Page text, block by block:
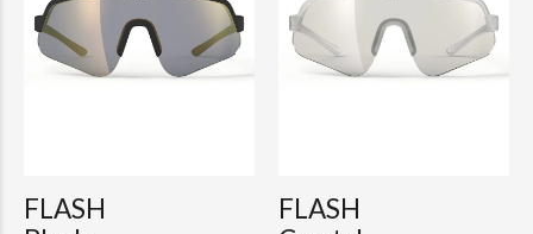
FLASH
FLASH